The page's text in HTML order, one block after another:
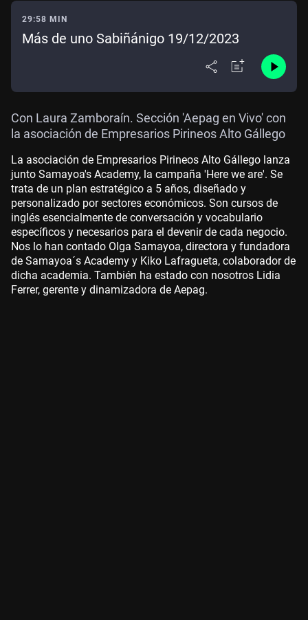
29:58 MIN
Más de uno Sabiñánigo 19/12/2023
Con Laura Zamboraín. Sección 'Aepag en Vivo' con
la asociación de Empresarios Pirineos Alto Gállego
La asociación de Empresarios Pirineos Alto Gállego lanza
junto Samayoa's Academy, la campaña 'Here we are'. Se
trata de un plan estratégico a 5 años, diseñado y
personalizado por sectores económicos. Son cursos de
inglés esencialmente de conversación y vocabulario
específicos y necesarios para el devenir de cada negocio.
Nos lo han contado Olga Samayoa, directora y fundadora
de Samayoa´s Academy y Kiko Lafragueta, colaborador de
dicha academia. También ha estado con nosotros Lidia
Ferrer, gerente y dinamizadora de Aepag.